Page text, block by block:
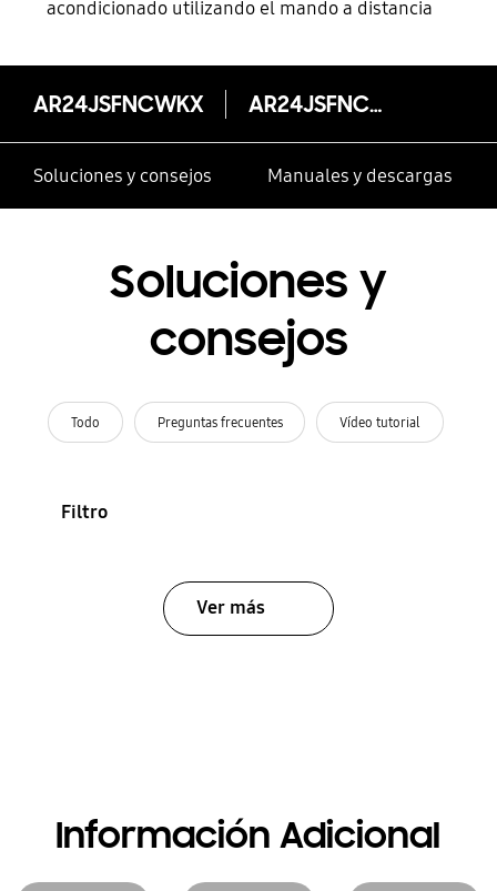
acondicionado utilizando el mando a distancia
AR24JSFNCWKX AR24JSFNCWKX
Soluciones y consejos Manuales y descargas
Soluciones y
consejos
Todo Preguntas frecuentes Vídeo tutorial
Filtro
Ver más
Información Adicional